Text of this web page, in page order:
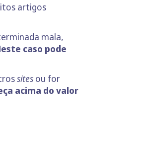
artigos
mala,
caso pode
sites ou for
acima do valor